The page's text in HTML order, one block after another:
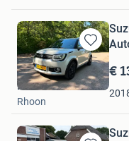
Bewaren
in
Mijn
Favorieten
€
Bas
Rhoon